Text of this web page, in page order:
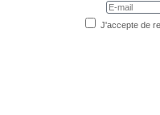
J'accepte de